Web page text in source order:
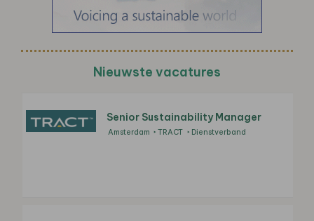
Nieuwste vacatures
Senior Sustainability Manager
Amsterdam TRACT Dienstverband